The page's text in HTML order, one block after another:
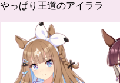
やっぱり王道のアイララ